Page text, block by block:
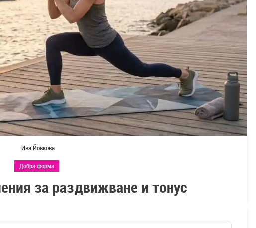
Ива Йовкова
Добра форма
за раздвижване и тонус